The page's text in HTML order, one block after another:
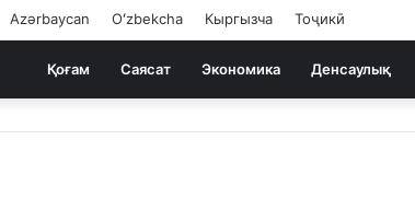
Azərbaycan Oʻzbekcha Кыргызча Тоҷикӣ
Қоғам Саясат Экономика Денсаулық